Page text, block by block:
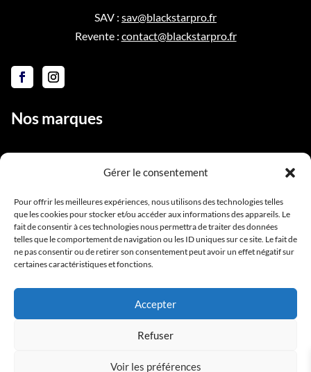
Gérer le consentement
Pour offrir les meilleures expériences, nous utilisons des technologies telles
que les cookies pour stocker et/ou accéder aux informations des appareils. Le
fait de consentir à ces technologies nous permettra de traiter des données
telles que le comportement de navigation ou les ID uniques sur ce site. Le fait de
ne pas consentir ou de retirer son consentement peut avoir un effet négatif sur
certaines caractéristiques et fonctions.
Accepter
Refuser
Voir les préférences
SAV : sav@blackstarpro.fr
Revente : contact@blackstarpro.fr
Nos marques
Notre équipe
Contact
Conditions générales de vente